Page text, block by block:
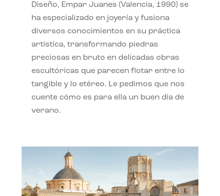
Diseño, Empar Juanes (Valencia, 1990) se
ha especializado en joyería y fusiona
diversos conocimientos en su práctica
artística, transformando piedras
preciosas en bruto en delicadas obras
escultóricas que parecen flotar entre lo
tangible y lo etéreo. Le pedimos que nos
cuente cómo es para ella un buen día de
verano.